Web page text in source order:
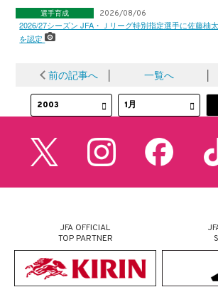
選手育成 2026/08/06
2026/27シーズン JFA・Ｊリーグ特別指定選手に佐藤柚太
を認定
前の記事へ │ 一覧へ │
JFA OFFICIAL
TOP PARTNER